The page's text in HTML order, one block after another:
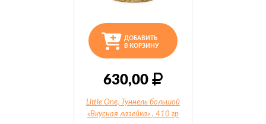
ДОБАВИТЬ
В КОРЗИНУ
630,00
Little One, Туннель большой
«Вкусная лазейка» , 410 гр